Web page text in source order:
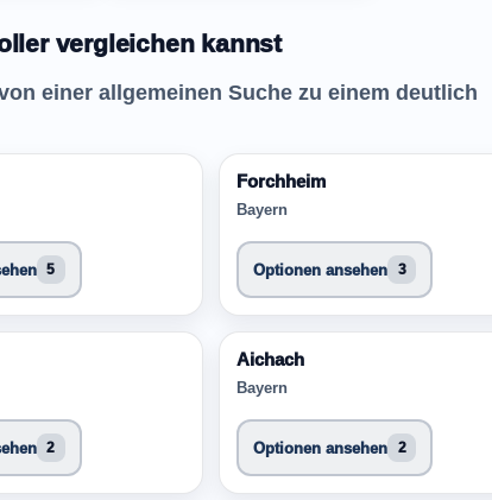
vergleichen kannst
einer allgemeinen Suche zu einem deutlich
5
Forchheim
Bayern
Optionen ansehen 3
2
Aichach
Bayern
Optionen ansehen 2